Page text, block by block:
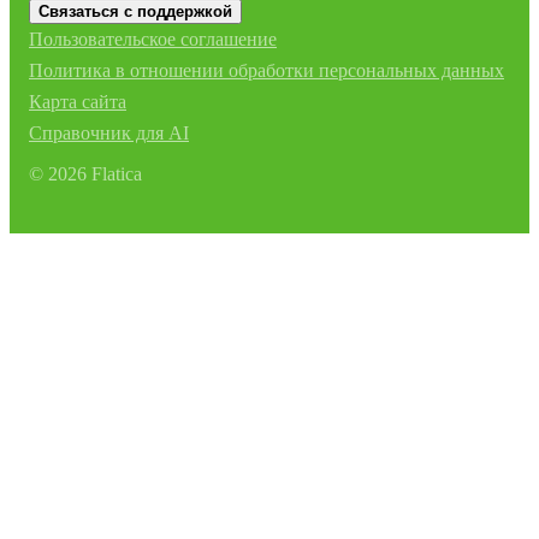
Связаться с поддержкой
Пользовательское соглашение
Политика в отношении обработки персональных данных
Карта сайта
Справочник для AI
© 2026 Flatica